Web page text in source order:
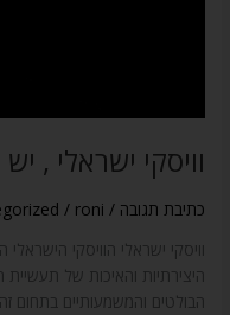
וויסקי ישראלי ,
כתיבת תגובה /
/ roni
וויסקי ישראלי הוויסקי
היצירתיות והאיכות של